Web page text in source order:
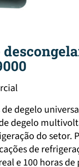
degelo
degelo
do setor.
de
e 100 horas